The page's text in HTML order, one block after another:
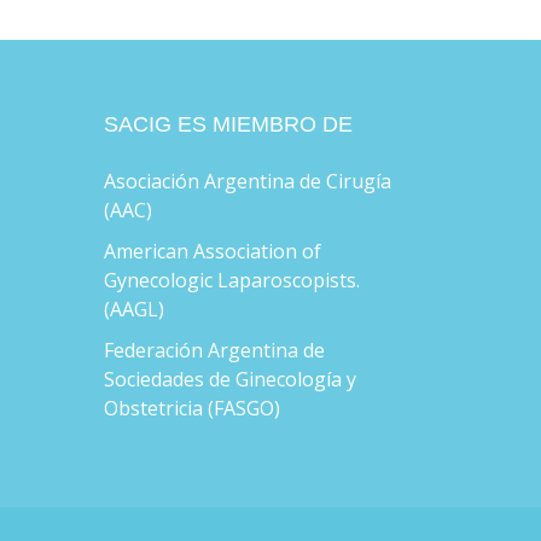
SACIG ES MIEMBRO DE
Asociación Argentina de Cirugía
(AAC)
American Association of
Gynecologic Laparoscopists.
(AAGL)
Federación Argentina de
Sociedades de Ginecología y
Obstetricia (FASGO)